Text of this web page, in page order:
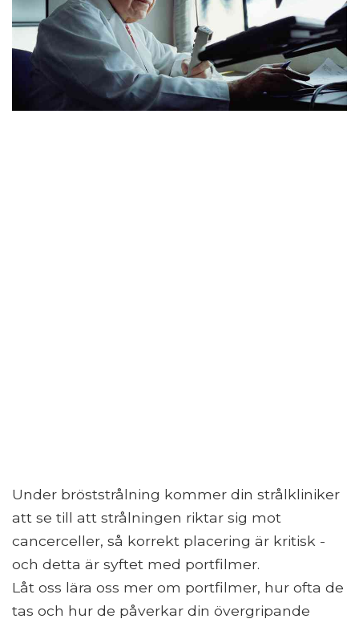
Under bröststrålning kommer din strålkliniker
att se till att strålningen riktar sig mot
cancerceller, så korrekt placering är kritisk -
och detta är syftet med portfilmer.
Låt oss lära oss mer om portfilmer, hur ofta de
tas och hur de påverkar din övergripande